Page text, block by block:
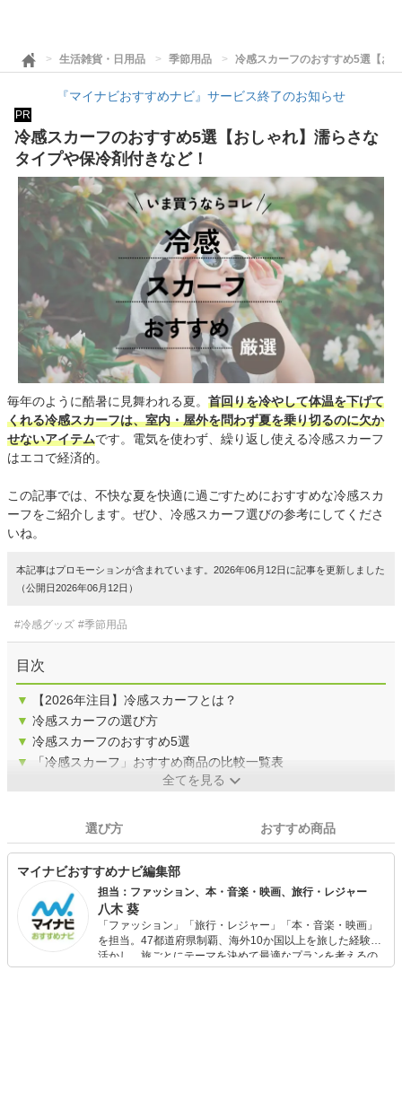
生活雑貨・日用品 季節用品 冷感スカーフのおすすめ5選【お
『マイナビおすすめナビ』サービス終了のお知らせ
PR
冷感スカーフのおすすめ5選【おしゃれ】濡らさな
タイプや保冷剤付きなど！
毎年のように酷暑に見舞われる夏。 首回りを冷やして体温を下げて
くれる冷感スカーフは、室内・屋外を問わず夏を乗り切るのに欠か
せないアイテムです。電気を使わず、繰り返し使える冷感スカーフ
はエコで経済的。
この記事では、不快な夏を快適に過ごすためにおすすめな冷感スカ
ーフをご紹介します。ぜひ、冷感スカーフ選びの参考にしてくださ
いね。
本記事はプロモーションが含まれています。2026年06月12日に記事を更新しました
（公開日2026年06月12日）
#冷感グッズ #季節用品
目次
▼
【2026年注目】冷感スカーフとは？
▼ 冷感スカーフの選び方
▼ 冷感スカーフのおすすめ5選
▼
「冷感スカーフ」おすすめ商品の比較一覧表
全てを見る
選び方 おすすめ商品
マイナビおすすめナビ編集部
担当：ファッション、本・音楽・映画、旅行・レジャー
八木 葵
「ファッション」「旅行・レジャー」「本・音楽・映画」
を担当。47都道府県制覇、海外10か国以上を旅した経験を
活かし、旅ごとにテーマを決めて最適なプランを考えるの
が得意。また、アパレルショップでの販売経験もあり。誰